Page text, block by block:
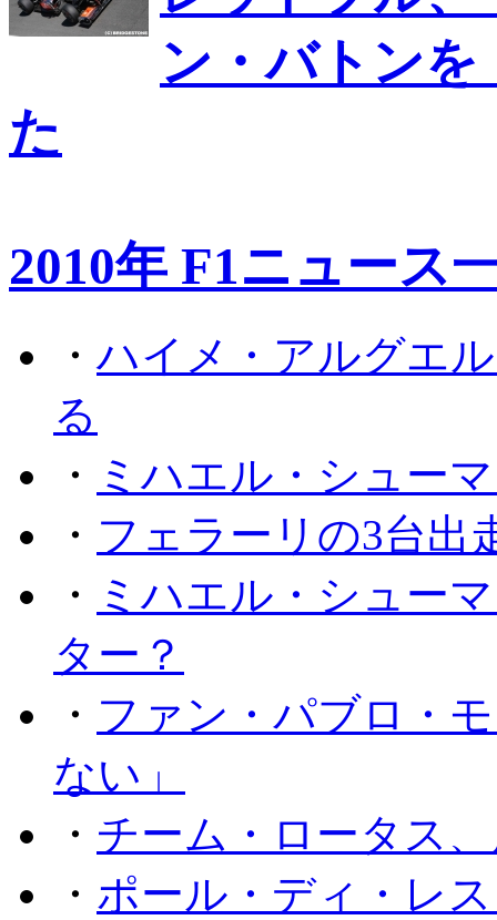
ン・バトン
た
2010年 F1ニュース
・ハイメ・アルグエ
る
・ ミハエル・シュー
・ フェラーリの3台出
・ ミハエル・シュー
ター？
・ ファン・パブロ・
ない」
・ チーム・ロータス
・ ポール・ディ・レ